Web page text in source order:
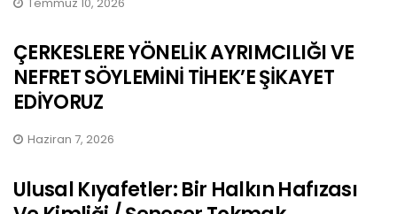
ÇERKESLERE YÖNELİK AYRIMCILIĞI VE
NEFRET SÖYLEMİNİ TİHEK’E ŞİKAYET
EDİYORUZ
Haziran 7, 2026
Ulusal Kıyafetler: Bir Halkın Hafızası